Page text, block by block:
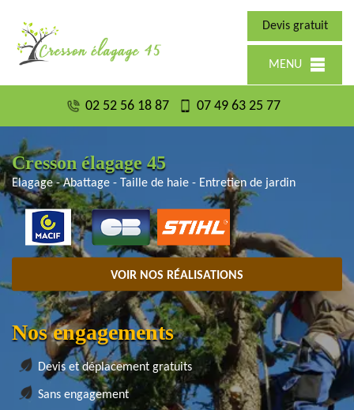
Devis gratuit
MENU
02 52 56 18 87 07 49 63 25 77
Cresson élagage 45
Elagage - Abattage - Taille de haie - Entretien de jardin
VOIR NOS RÉALISATIONS
Nos engagements
Devis et déplacement gratuits
Sans engagement